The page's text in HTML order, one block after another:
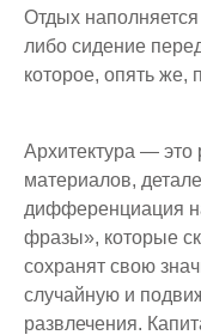
Отдых
либо сидение
которое, опять же,
Архитектура — это
материалов,
дифференциация
фразы», которые
сохранят свою
случайную и
развлечения.